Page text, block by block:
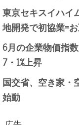
東京セキスイハイ
地開発で初協業=
6月の企業物価指
7・1%上昇
国交省、空き家・
始動